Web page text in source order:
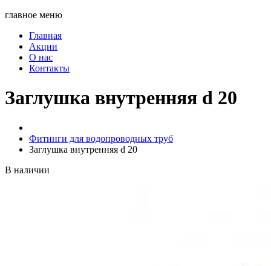
главное меню
Главная
Акции
О нас
Контакты
Заглушка внутренняя d 20
Фитинги для водопроводных труб
Заглушка внутренняя d 20
В наличии